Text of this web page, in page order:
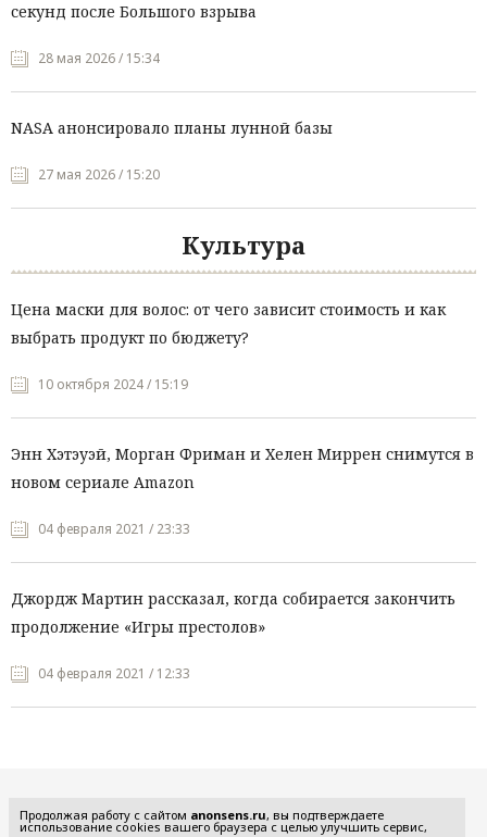
секунд после Большого взрыва
28 мая 2026 / 15:34
NASA анонсировало планы лунной базы
27 мая 2026 / 15:20
Культура
Цена маски для волос: от чего зависит стоимость и как
выбрать продукт по бюджету?
10 октября 2024 / 15:19
Энн Хэтэуэй, Морган Фриман и Хелен Миррен снимутся в
новом сериале Amazon
04 февраля 2021 / 23:33
Джордж Мартин рассказал, когда собирается закончить
продолжение «Игры престолов»
04 февраля 2021 / 12:33
Продолжая работу с сайтом anonsens.ru, вы подтверждаете
использование cookies вашего браузера с целью улучшить сервис,